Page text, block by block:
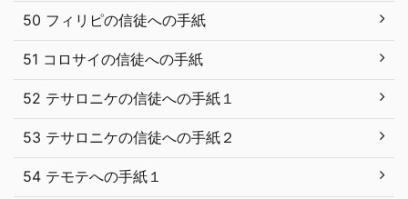
50 フィリピの信徒への手紙
51 コロサイの信徒への手紙
52 テサロニケの信徒への手紙１
53 テサロニケの信徒への手紙２
54 テモテへの手紙１